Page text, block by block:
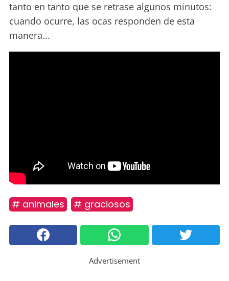
tanto en tanto que se retrase algunos minutos:
cuando ocurre, las ocas responden de esta
manera...
# animales # graciosos
Advertisement